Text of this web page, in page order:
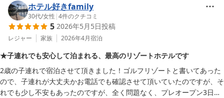
これからも、ご家族皆様でゆったりとお楽しみいただけるリゾート
空間を目指し、より一層努めてまいります。
またお会いできます日を、スタッフ一同心より楽しみにお待ち申し
ＰＧＭホテルリゾート沖縄（２０２６年４月２５日 先行営業開
始）
るプロポーズの瞬間を当ホテルでお迎えいただけましたこと、スタ
ッフ一同大変光栄に存じます。
事前のご相談から当日まで、少しでも安心してその瞬間を迎えてい
ます。
お二人にとってかけがえのないひとときとなりましたなら、これ以
上の喜びはございません。
ホテル好きfamily
30代/女性 |4件のクチコミ
5 2026年5月5日投稿
レジャー 家族 2026年4月宿泊
★子連れでも安心して泊まれる、最高のリゾートホテルです
2歳の子連れで宿泊させて頂きました！ゴルフリゾートと書いてあった
ので、子連れが大丈夫かお電話でも確認させて頂いていたのですが、そ
れでも少し不安もあったのですが、全く問題なく、プレオープン3日目